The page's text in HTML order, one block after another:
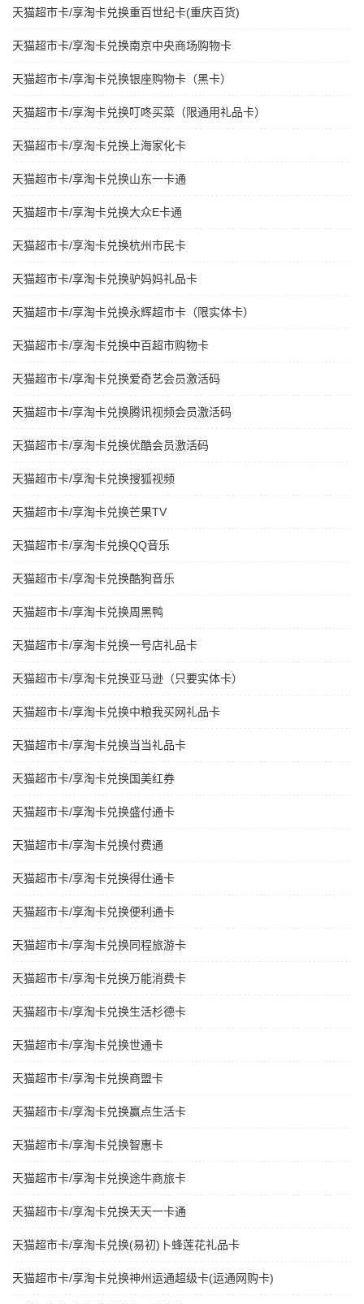
天猫超市卡/享淘卡兑换重百世纪卡(重庆百货)
天猫超市卡/享淘卡兑换南京中央商场购物卡
天猫超市卡/享淘卡兑换银座购物卡（黑卡）
天猫超市卡/享淘卡兑换叮咚买菜（限通用礼品卡）
天猫超市卡/享淘卡兑换上海家化卡
天猫超市卡/享淘卡兑换山东一卡通
天猫超市卡/享淘卡兑换大众E卡通
天猫超市卡/享淘卡兑换杭州市民卡
天猫超市卡/享淘卡兑换驴妈妈礼品卡
天猫超市卡/享淘卡兑换永辉超市卡（限实体卡）
天猫超市卡/享淘卡兑换中百超市购物卡
天猫超市卡/享淘卡兑换爱奇艺会员激活码
天猫超市卡/享淘卡兑换腾讯视频会员激活码
天猫超市卡/享淘卡兑换优酷会员激活码
天猫超市卡/享淘卡兑换搜狐视频
天猫超市卡/享淘卡兑换芒果TV
天猫超市卡/享淘卡兑换QQ音乐
天猫超市卡/享淘卡兑换酷狗音乐
天猫超市卡/享淘卡兑换周黑鸭
天猫超市卡/享淘卡兑换一号店礼品卡
天猫超市卡/享淘卡兑换亚马逊（只要实体卡）
天猫超市卡/享淘卡兑换中粮我买网礼品卡
天猫超市卡/享淘卡兑换当当礼品卡
天猫超市卡/享淘卡兑换国美红券
天猫超市卡/享淘卡兑换盛付通卡
天猫超市卡/享淘卡兑换付费通
天猫超市卡/享淘卡兑换得仕通卡
天猫超市卡/享淘卡兑换便利通卡
天猫超市卡/享淘卡兑换同程旅游卡
天猫超市卡/享淘卡兑换万能消费卡
天猫超市卡/享淘卡兑换生活杉德卡
天猫超市卡/享淘卡兑换世通卡
天猫超市卡/享淘卡兑换商盟卡
天猫超市卡/享淘卡兑换赢点生活卡
天猫超市卡/享淘卡兑换智惠卡
天猫超市卡/享淘卡兑换途牛商旅卡
天猫超市卡/享淘卡兑换天天一卡通
天猫超市卡/享淘卡兑换(易初)卜蜂莲花礼品卡
天猫超市卡/享淘卡兑换神州运通超级卡(运通网购卡)